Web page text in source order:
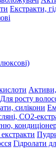
Екстракти,
Активи,
Для росту
Гідролати